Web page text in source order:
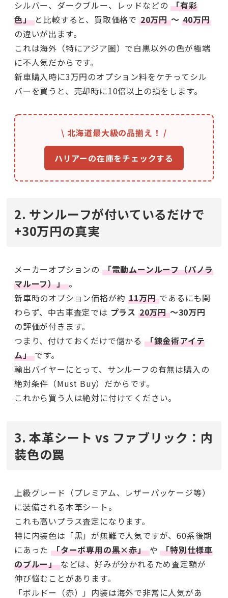
シルバー、ダークブルー、レッドなどの「有彩
色」と比較すると、買取価格で 20万円〜40万円
の違いが出ます。
これは海外（特にアジア圏）で白黒以外の色が極端
に不人気だからです。
新車購入時に3万円のオプション料をケチってシル
バーを買うと、売却時に10倍以上の損をします。
\ 北海道最大級の品揃え！ /
ハリアーの在庫をチェックする
2. サンルーフが付いているだけで
+30万円の真実
メーカーオプションの 「電動ムーンルーフ（パノラ
マルーフ）」。
新車時のオプション価格が約11万円であるにも関
わらず、中古車査定では プラス 20万円〜30万円
の評価が付きます。
つまり、付けておくだけで儲かる 「錬金術アイテ
ム」です。
輸出バイヤーにとって、サンルーフの有無は購入の
絶対条件（Must Buy）だからです。
これから買う人は絶対に付けてください。
3. 本革シート vs ファブリック：内
装色の罠
上級グレード（プレミアム、レザーパッケージ等）
に装備される本革シート。
これも高いプラス査定になります。
特に内装色は「黒」が無難で人気ですが、60系後期
にあった 「ターボ専用の黒×赤」や「特別仕様車
のブルー」などは、好みが分かれるため査定額が
伸び悩むことがあります。
「ボルドー（赤）」内装は海外で非常に人気があ